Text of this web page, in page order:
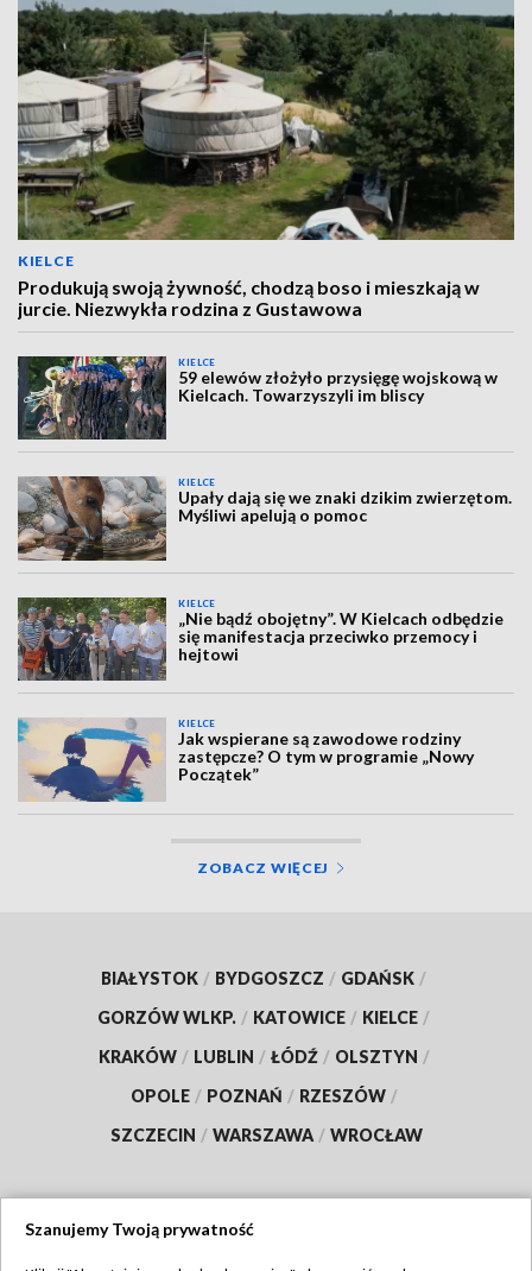
KIELCE
Produkują swoją żywność, chodzą boso i mieszkają w
jurcie. Niezwykła rodzina z Gustawowa
KIELCE
59 elewów złożyło przysięgę wojskową w
Kielcach. Towarzyszyli im bliscy
KIELCE
Upały dają się we znaki dzikim zwierzętom.
Myśliwi apelują o pomoc
KIELCE
„Nie bądź obojętny”. W Kielcach odbędzie
się manifestacja przeciwko przemocy i
hejtowi
KIELCE
Jak wspierane są zawodowe rodziny
zastępcze? O tym w programie „Nowy
Początek”
ZOBACZ WIĘCEJ
BIAŁYSTOK / BYDGOSZCZ / GDAŃSK /
GORZÓW WLKP. / KATOWICE / KIELCE /
KRAKÓW / LUBLIN / ŁÓDŹ / OLSZTYN /
OPOLE / POZNAŃ / RZESZÓW /
SZCZECIN / WARSZAWA / WROCŁAW
Szanujemy Twoją prywatność